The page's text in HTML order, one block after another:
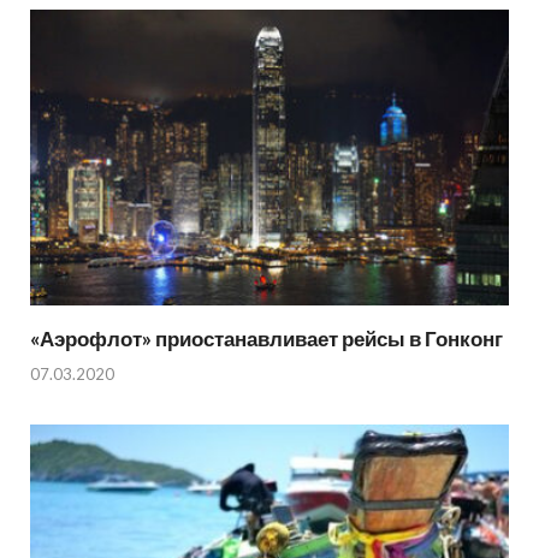
«Аэрофлот» приостанавливает рейсы в Гонконг
07.03.2020